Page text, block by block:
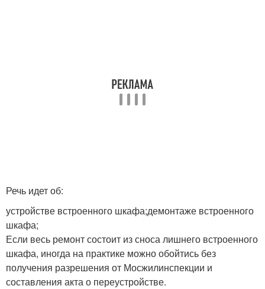
Речь идет об:
устройстве встроенного шкафа;демонтаже встроенного
шкафа;
Если весь ремонт состоит из сноса лишнего встроенного
шкафа, иногда на практике можно обойтись без
получения разрешения от Мосжилинспекции и
составления акта о переустройстве.